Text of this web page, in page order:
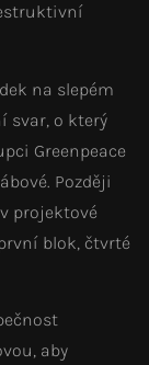
na slepém
svar, o který
Greenpeace
Později
projektové
blok, čtvrté
aby